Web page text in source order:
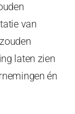
van
laten zien
én